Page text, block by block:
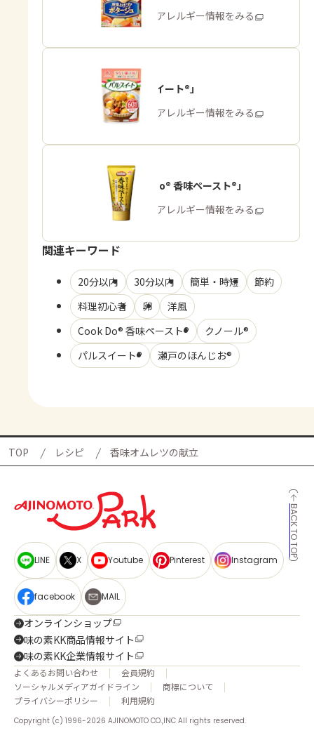
商品・アレルギー情報をみる
「パルスイート®」
商品・アレルギー情報をみる
「Cook Do® 香味ペースト®」
商品・アレルギー情報をみる
関連キーワード
20分以内 30分以内 簡単・時短
節約
料理初心者
卵
洋風
Cook Do® 香味ペースト®
クノール®
パルスイート®
瀬戸のほんじお®
TOP レシピ 香味オムレツの献立
BACK TO TOP
LINE X Youtube Pinterest Instagram
facebook MAIL
オンラインショップ
味の素KK商品情報サイト
味の素KK企業情報サイト
よくあるお問い合わせ
会員規約
ソーシャルメディアガイドライン
商標について
プライバシーポリシー
利用規約
Copyright (c) 1996-2026 AJINOMOTO CO.,INC All rights reserved.